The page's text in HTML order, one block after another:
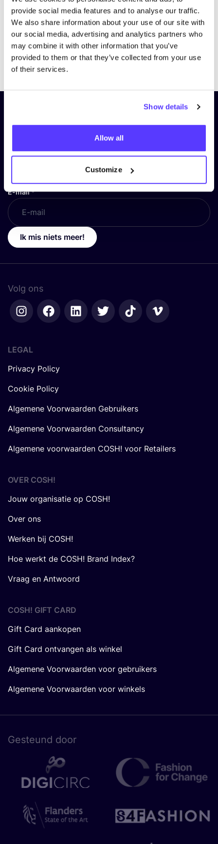
provide social media features and to analyse our traffic.
We also share information about your use of our site with
our social media, advertising and analytics partners who
may combine it with other information that you’ve
provided to them or that they’ve collected from your use
of their services.
Show details
Allow all
Customize
PreviousNext
Schrijf je in op onze nieuwsbrief
en blijf op de hoogte!
Voornaam*
E-mail*
Ik mis niets meer!
Volg ons
LEGAL
Privacy Policy
Cookie Policy
Algemene Voorwaarden Gebruikers
Algemene Voorwaarden Consultancy
Algemene voorwaarden COSH! voor Retailers
OVER COSH!
Jouw organisatie op COSH!
Over ons
Werken bij COSH!
Hoe werkt de COSH! Brand Index?
Vraag en Antwoord
COSH! GIFT CARD
Gift Card aankopen
Gift Card ontvangen als winkel
Algemene Voorwaarden voor gebruikers
Algemene Voorwaarden voor winkels
Gesteund door